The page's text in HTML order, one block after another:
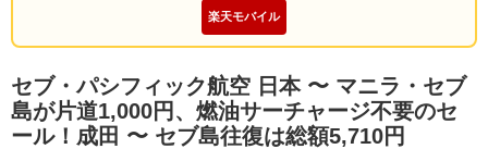
楽天モバイル
セブ・パシフィック航空 日本 〜 マニラ・セブ
島が片道1,000円、燃油サーチャージ不要のセ
ール！成田 〜 セブ島往復は総額5,710円